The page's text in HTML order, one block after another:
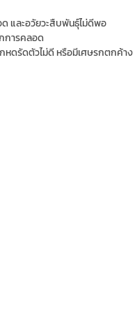
และอวัยวะสืบพันธุ์ไม่ดีพอ
การคลอด
หดรัดตัวไม่ดี หรือมีเศษรกตกค้าง